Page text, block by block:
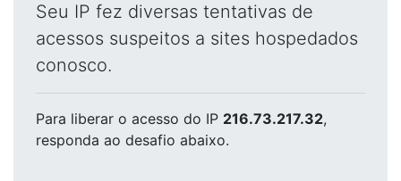
Seu IP fez diversas tentativas de
acessos suspeitos a sites hospedados
conosco.
Para liberar o acesso do IP 216.73.217.32,
responda ao desafio abaixo.